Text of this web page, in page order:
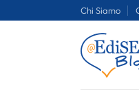
Chi Siamo